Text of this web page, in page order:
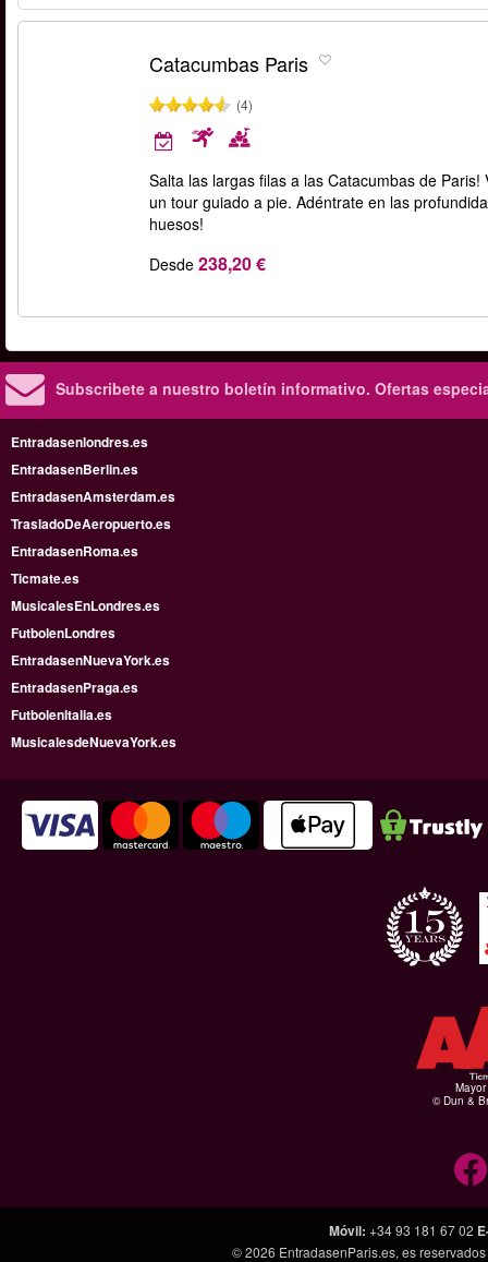
Catacumbas Paris
(4)
Salta las largas filas a las Catacumbas de
un tour guiado a pie. Adéntrate en las
huesos!
Desde 238,20 €
Subscribete a nuestro boletín informativo. Ofertas
Entradasenlondres.es
EntradasenBerlin.es
EntradasenAmsterdam.es
TrasladoDeAeropuerto.es
EntradasenRoma.es
Ticmate.es
MusicalesEnLondres.es
FutbolenLondres
EntradasenNuevaYork.es
EntradasenPraga.es
FutbolenItalia.es
MusicalesdeNuevaYork.es
© Dun &
Móvil: +34 93 181 67 02
© 2026 EntradasenParis.es, es